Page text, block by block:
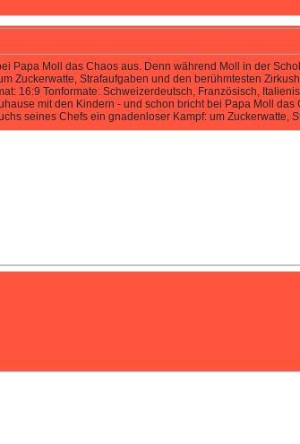
Papa Moll das Chaos aus. Denn während Moll in der
Zuckerwatte, Strafaufgaben und den berühmtesten
16:9 Tonformate: Schweizerdeutsch, Französisch,
mit den Kindern - und schon bricht bei Papa Moll
seines Chefs ein gnadenloser Kampf: um Zuckerwatte,